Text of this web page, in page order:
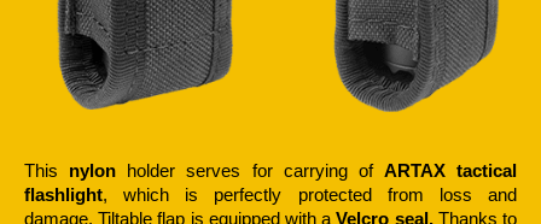
This nylon holder serves for carrying of ARTAX tactical
flashlight, which is perfectly protected from loss and
damage. Tiltable flap is equipped with aVelcro seal.Thanks to